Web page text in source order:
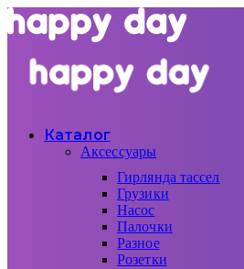
Каталог
Аксессуары
Гирлянда тассел
Грузики
Насос
Палочки
Разное
Розетки